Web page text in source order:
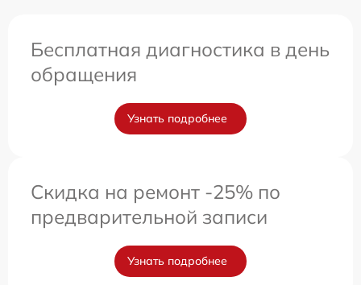
Бесплатная диагностика в день
обращения
Узнать подробнее
Скидка на ремонт -25% по
предварительной записи
Узнать подробнее